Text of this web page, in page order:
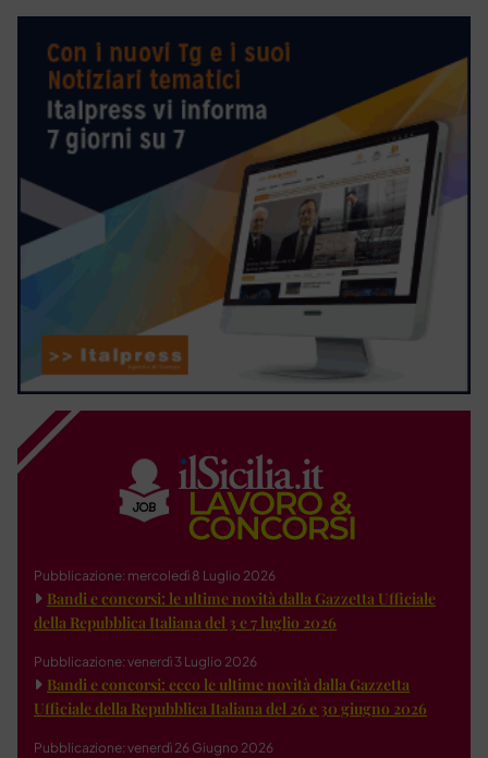
Pubblicazione: mercoledì 8 Luglio 2026
Bandi e concorsi: le ultime novità dalla Gazzetta Ufficiale
della Repubblica Italiana del 3 e 7 luglio 2026
Pubblicazione: venerdì 3 Luglio 2026
Bandi e concorsi: ecco le ultime novità dalla Gazzetta
Ufficiale della Repubblica Italiana del 26 e 30 giugno 2026
Pubblicazione: venerdì 26 Giugno 2026